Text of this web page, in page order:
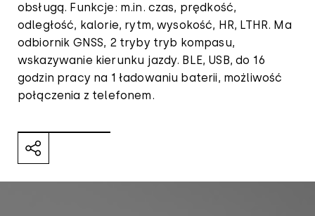
obsługą. Funkcje: m.in. czas, prędkość,
odległość, kalorie, rytm, wysokość, HR, LTHR. Ma
odbiornik GNSS, 2 tryby tryb kompasu,
wskazywanie kierunku jazdy. BLE, USB, do 16
godzin pracy na 1 ładowaniu baterii, możliwość
połączenia z telefonem.